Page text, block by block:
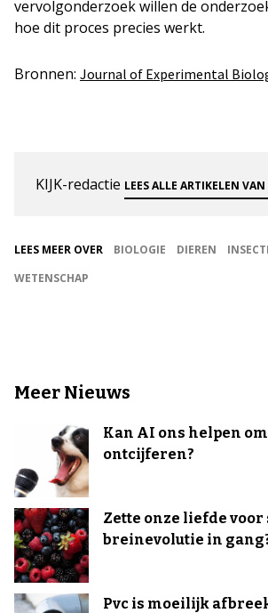
vervolgonderzoek willen de
hoe dit proces precies werkt.
Bronnen: Journal of Experimental
KIJK-redactie LEES ALLE ARTIKELEN
LEES MEER OVER BIOLOGIE DIEREN
WETENSCHAP
Meer Nieuws
Kan AI ons helpen
ontcijferen?
Zette onze liefde voor
breinevolutie in
Pvc is moeilijk